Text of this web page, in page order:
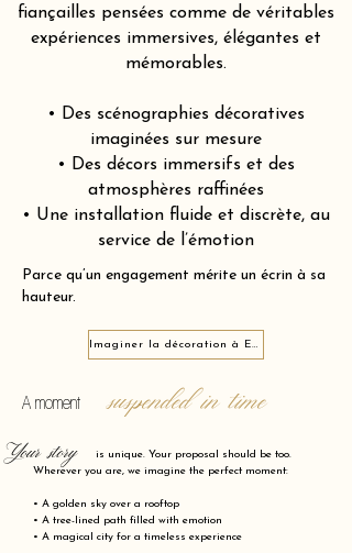
fiançailles pensées comme de véritables
expériences immersives, élégantes et
mémorables.
• Des scénographies décoratives
imaginées sur mesure
• Des décors immersifs et des
atmosphères raffinées
• Une installation fluide et discrète, au
service de l’émotion
Parce qu’un engagement mérite un écrin à sa
hauteur.
Imaginer la décoration à Ermont 95120
A moment suspended in time
is unique. Your proposal should be too.
Wherever you are, we imagine the perfect moment:
• A golden sky over a rooftop
• A tree-lined path filled with emotion
• A magical city for a timeless experience
Your story